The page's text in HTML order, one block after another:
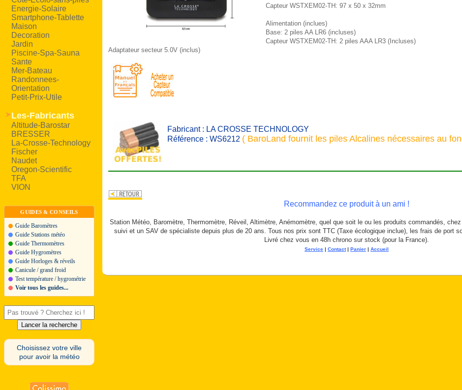
Energie-Solaire
Smartphone-Tablette
Maison
Decoration
Jardin
Piscine-Spa-Sauna
Sante
Mer-Bateau
Randonnees-
Orientation
Petit-Prix-Utile
Les-Fabricants
Altitude-Barostar
BRESSER
La-Crosse-Technology
Fischer
Naudet
Oregon-Scientific
TFA
VION
GUIDES & CONSEILS
Guide Baromètres
Guide Stations météo
Guide Thermomètres
Guide Hygromètres
Guide Horloges & réveils
Canicule / grand froid
Test température / hygrométrie
Voir tous les guides...
Choisissez votre ville
pour avoir la météo
Capteur WSTXEM02-TH: 97 x 50 x 32mm
Alimentation (inclues)
Base: 2 piles AA LR6 (incluses)
Capteur WSTXEM02-TH: 2 piles AAA LR3 (Incluses)
Adaptateur secteur 5.0V (inclus)
Fabricant : LA CROSSE TECHNOLOGY
Référence : WS6212 ( BaroLand fournit les piles Alcalines nécessaires au
Recommandez ce produit à un ami !
Station Météo, Baromètre, Thermomètre, Réveil, Altimètre, Anémomètre, quel que soit le ou les produits commandés,
suivi et un SAV de spécialiste depuis plus de 20 ans. Tous nos prix sont TTC (Taxe écologique inclue), les frais de port
Livré chez vous en 48h chrono sur stock (pour la France).
Service | Contact| Panier | Accueil